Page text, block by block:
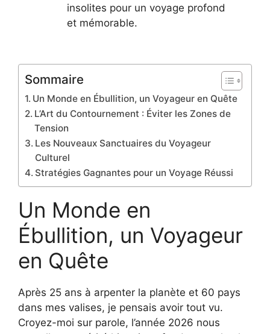
insolites pour un voyage profond
et mémorable.
Sommaire
Un Monde en Ébullition, un Voyageur en Quête
L’Art du Contournement : Éviter les Zones de
Tension
Les Nouveaux Sanctuaires du Voyageur
Culturel
Stratégies Gagnantes pour un Voyage Réussi
Un Monde en
Ébullition, un Voyageur
en Quête
Après 25 ans à arpenter la planète et 60 pays
dans mes valises, je pensais avoir tout vu.
Croyez-moi sur parole, l’année 2026 nous